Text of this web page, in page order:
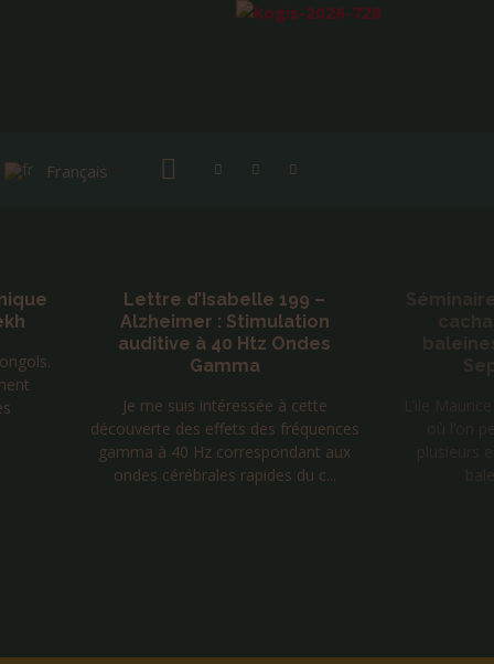
Français
199 –
à cette
fréquences
aux
Séminaire initiatique avec les
cachalots dauphins et
baleines de l’île Maurice –
Septembre 2026
L’ile Maurice est un des rares endroits
où l’on peut rencontrer à la fois
plusieurs espèces de dauphins ,les
baleines à bosse et...